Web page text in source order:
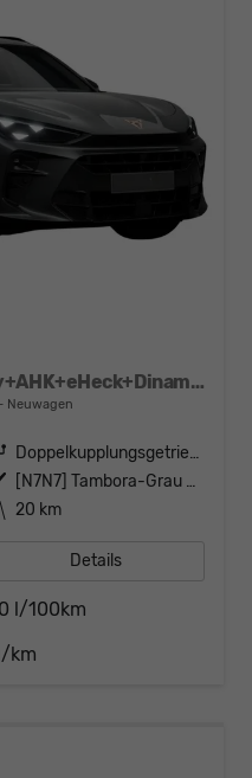
1.5 eTSI DSG Matrix+Kessy+AHK+eHeck+Dinamica+CarPlay+eHeck+GV5
Neuwagen
Getriebe
Doppelkupplungsgetriebe (DSG)
[N7N7] Tambora-Grau Metallic
20 km
Details
l/100km
km